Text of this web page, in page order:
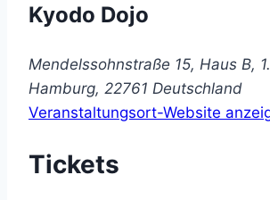
Kyodo Dojo
Mendelssohnstraße 15, Haus B,
Hamburg, 22761 Deutschland
Veranstaltungsort-Website
Tickets